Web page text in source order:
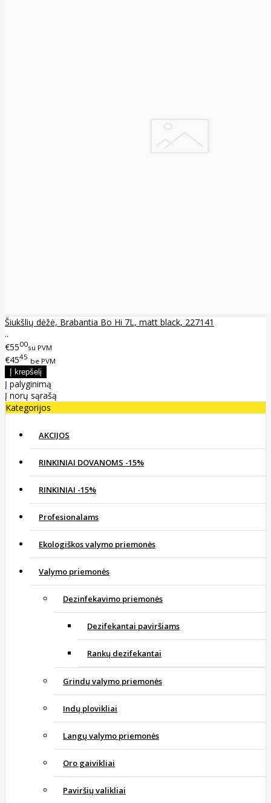
Šiukšlių dėžė, Brabantia Bo Hi 7L, matt black, 227141
..
€5500su PVM
€4545 be PVM
Į palyginimą
Į norų sąrašą
Kategorijos
AKCIJOS
RINKINIAI DOVANOMS -15%
RINKINIAI -15%
Profesionalams
Ekologiškos valymo priemonės
Valymo priemonės
Dezinfekavimo priemonės
Dezifekantai paviršiams
Rankų dezifekantai
Grindų valymo priemonės
Indų plovikliai
Langų valymo priemonės
Oro gaivikliai
Paviršių valikliai